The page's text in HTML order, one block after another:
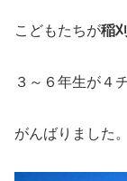
こどもたちが稲
３～６年生が４
がんばりました。